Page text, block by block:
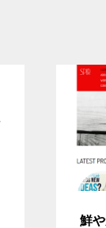
鮮